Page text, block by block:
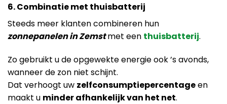
6. Combinatie met thuisbatterij
Steeds meer klanten combineren hun
zonnepanelen in Zemstmet een thuisbatterij.
Zo gebruikt u de opgewekte energie ook ’s avonds,
wanneer de zon niet schijnt.
Dat verhoogt uw zelfconsumptiepercentageen
maakt u minder afhankelijk van het net.